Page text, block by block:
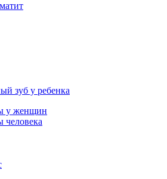
зуб у ребенка
у женщин